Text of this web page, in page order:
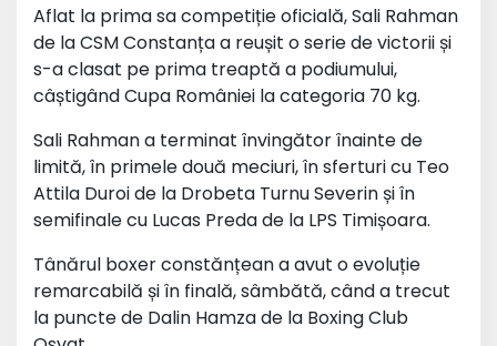
Aflat la prima sa competiție oficială, Sali Rahman
de la CSM Constanța a reușit o serie de victorii și
s-a clasat pe prima treaptă a podiumului,
câștigând Cupa României la categoria 70 kg.
Sali Rahman a terminat învingător înainte de
limită, în primele două meciuri, în sferturi cu Teo
Attila Duroi de la Drobeta Turnu Severin și în
semifinale cu Lucas Preda de la LPS Timișoara.
Tânărul boxer constănțean a avut o evoluție
remarcabilă și în finală, sâmbătă, când a trecut
la puncte de Dalin Hamza de la Boxing Club